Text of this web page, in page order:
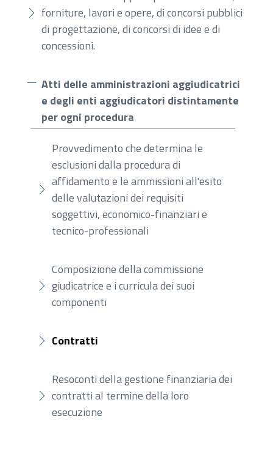
forniture, lavori e opere, di concorsi pubblici
di progettazione, di concorsi di idee e di
concessioni.
Atti delle amministrazioni aggiudicatrici
e degli enti aggiudicatori distintamente
per ogni procedura
Provvedimento che determina le
esclusioni dalla procedura di
affidamento e le ammissioni all'esito
delle valutazioni dei requisiti
soggettivi, economico-finanziari e
tecnico-professionali
Composizione della commissione
giudicatrice e i curricula dei suoi
componenti
Contratti
Resoconti della gestione finanziaria dei
contratti al termine della loro
esecuzione